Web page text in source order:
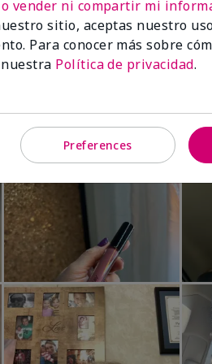
3D Foundation
rosados fríos)
vender ni compartir mi
sitio, aceptas nuestro
Para conocer más sobre
Política de privacidad.
Preferences